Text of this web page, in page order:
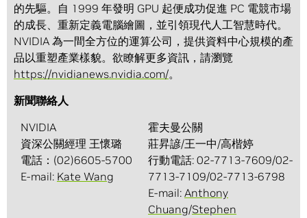
的先驅。自 1999 年發明 GPU 起便成功促進 PC 電競市場
的成長、重新定義電腦繪圖，並引領現代人工智慧時代。
NVIDIA 為一間全方位的運算公司，提供資料中心規模的產
品以重塑產業樣貌。欲瞭解更多資訊，請瀏覽
https://nvidianews.nvidia.com/。
新聞聯絡人
NVIDIA
資深公關經理 王懷璐
電話：(02)6605-5700
E-mail: Kate Wang
霍夫曼公關
莊昇諺/王一中/高楷婷
行動電話: 02-7713-7609/02-
7713-7109/02-7713-6798
E-mail: Anthony
Chuang/Stephen